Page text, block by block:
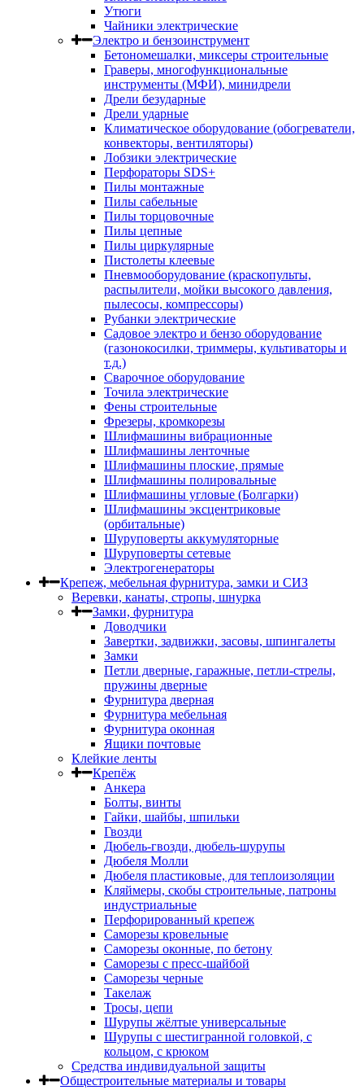
Утюги
Чайники электрические
Электро и бензоинструмент
Бетономешалки, миксеры строительные
Граверы, многофункциональные
инструменты (МФИ), минидрели
Дрели безударные
Дрели ударные
Климатическое оборудование (обогреватели,
конвекторы, вентиляторы)
Лобзики электрические
Перфораторы SDS+
Пилы монтажные
Пилы сабельные
Пилы торцовочные
Пилы цепные
Пилы циркулярные
Пистолеты клеевые
Пневмооборудование (краскопульты,
распылители, мойки высокого давления,
пылесосы, компрессоры)
Рубанки электрические
Садовое электро и бензо оборудование
(газонокосилки, триммеры, культиваторы и
т.д.)
Сварочное оборудование
Точила электрические
Фены строительные
Фрезеры, кромкорезы
Шлифмашины вибрационные
Шлифмашины ленточные
Шлифмашины плоские, прямые
Шлифмашины полировальные
Шлифмашины угловые (Болгарки)
Шлифмашины эксцентриковые
(орбитальные)
Шуруповерты аккумуляторные
Шуруповерты сетевые
Электрогенераторы
Крепеж, мебельная фурнитура, замки и СИЗ
Веревки, канаты, стропы, шнурка
Замки, фурнитура
Доводчики
Завертки, задвижки, засовы, шпингалеты
Замки
Петли дверные, гаражные, петли-стрелы,
пружины дверные
Фурнитура дверная
Фурнитура мебельная
Фурнитура оконная
Ящики почтовые
Клейкие ленты
Крепёж
Анкера
Болты, винты
Гайки, шайбы, шпильки
Гвозди
Дюбель-гвозди, дюбель-шурупы
Дюбеля Молли
Дюбеля пластиковые, для теплоизоляции
Кляймеры, скобы строительные, патроны
индустриальные
Перфорированный крепеж
Саморезы кровельные
Саморезы оконные, по бетону
Саморезы с пресс-шайбой
Саморезы черные
Такелаж
Тросы, цепи
Шурупы жёлтые универсальные
Шурупы с шестигранной головкой, с
кольцом, с крюком
Средства индивидуальной защиты
Общестроительные материалы и товары